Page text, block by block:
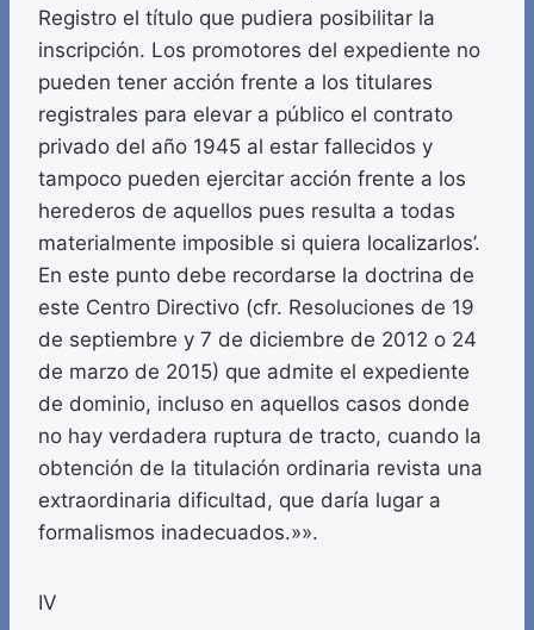
Registro el título que pudiera posibilitar la
inscripción. Los promotores del expediente no
pueden tener acción frente a los titulares
registrales para elevar a público el contrato
privado del año 1945 al estar fallecidos y
tampoco pueden ejercitar acción frente a los
herederos de aquellos pues resulta a todas
materialmente imposible si quiera localizarlos’.
En este punto debe recordarse la doctrina de
este Centro Directivo (cfr. Resoluciones de 19
de septiembre y 7 de diciembre de 2012 o 24
de marzo de 2015) que admite el expediente
de dominio, incluso en aquellos casos donde
no hay verdadera ruptura de tracto, cuando la
obtención de la titulación ordinaria revista una
extraordinaria dificultad, que daría lugar a
formalismos inadecuados.»».
IV